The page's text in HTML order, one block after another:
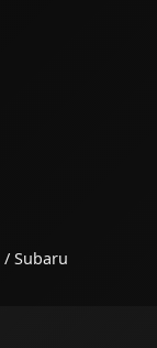
/ Subaru